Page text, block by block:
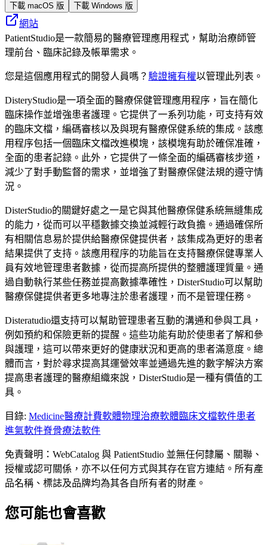
下載 macOS 版 下載 Windows 版
網站
PatientStudio是一款簡易的醫療管理應用程式，幫助治療師管
理前台、臨床記錄及帳單需求。
您是這個應用程式的開發人員嗎？ 驗證擁有權以管理此列表。
DisteryStudio是一項全面的醫療保健管理應用程序，旨在簡化
臨床操作並增強患者護理。它提供了一系列功能，可支持有效
的臨床文檔，編碼審核以及與現有醫療保健系統的集成。該應
用程序包括一個臨床文檔改進模塊，該模塊有助於確保准確，
全面的患者記錄。此外，它提供了一條全面的編碼審核步道，
減少了對手動監督的需求，並增強了對醫療保健法規的遵守情
況。
DisterStudio的關鍵好處之一是它與其他醫療保健系統無縫集成
的能力，從而可以平穩數據交換並減輕行政負擔。通過確保所
有相關信息易於提供給醫療保健提供者，該集成為更好的患者
結果提供了支持。該應用程序的功能旨在支持醫療保健專業人
員有效地管理患者數據，從而提高所提供的整體護理質量。通
過自動執行某些任務並提高數據準確性，DisterStudio可以幫助
醫療保健提供者更多地專注於患者護理，而不是管理任務。
Disteratudio還支持可以幫助管理患者互動的溝通和參與工具，
例如預約和保險更新的提醒。這些功能有助於使患者了解和參
與護理，這可以帶來更好的健康狀況和更高的患者滿意度。總
體而言，對於尋求提高其運營效率並通過先進的數字解決方案
提高患者護理的醫療組織來說，DisterStudio是一種有價值的工
具。
目錄: Medicine醫療計費軟體物理治療軟體臨床文檔軟件患者
進氣軟件脊骨療法軟件
免責聲明：WebCatalog 與 PatientStudio 並無任何隸屬、關聯、
授權或認可關係，亦不以任何方式與其存在官方連結。所有產
品名稱、標誌及品牌均為其各自所有者的財產。
您可能也會喜歡